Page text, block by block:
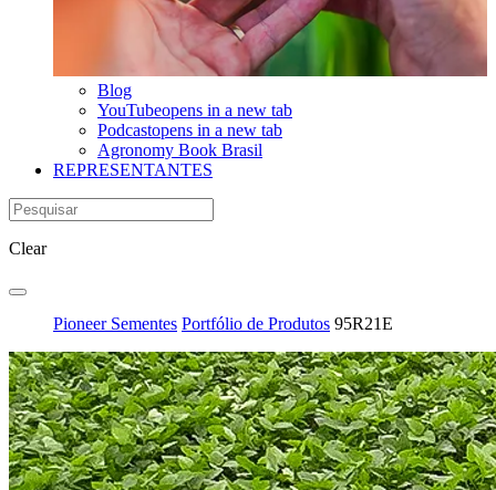
Blog
YouTubeopens in a new tab
Podcastopens in a new tab
Agronomy Book Brasil
REPRESENTANTES
Clear
Pioneer Sementes Portfólio de Produtos 95R21E